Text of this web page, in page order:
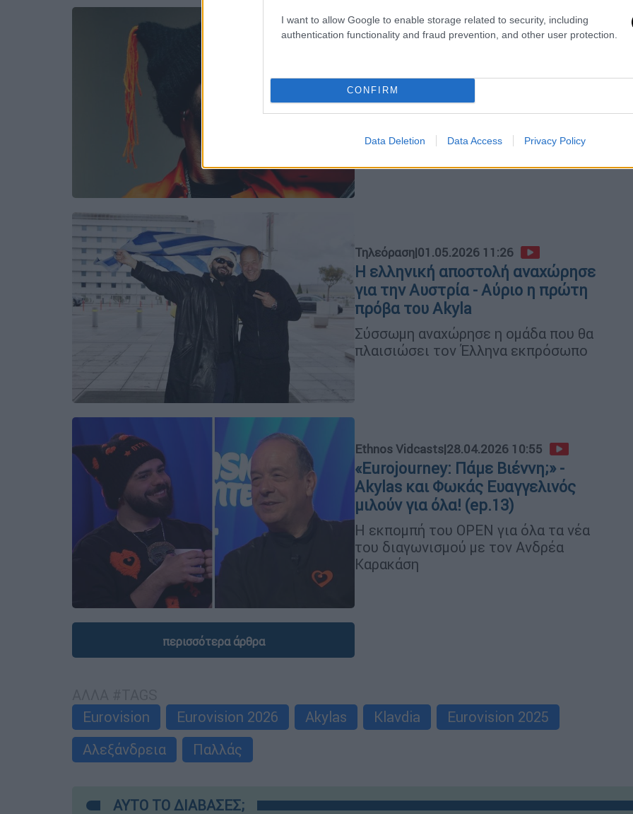
I want to allow Google to enable storage related to security, including
authentication functionality and fraud prevention, and other user protection.
CONFIRM
Data Deletion Data Access Privacy Policy
Τηλεόραση|02.05.2026 09:40
τεχνική πρόβα της χώρας μας για
τη Eurovision 2026 - Τα πρώτα
στοιχεία
Το ταξίδι της ελληνικής αποστολής
Τηλεόραση|01.05.2026 11:26
Η ελληνική αποστολή αναχώρησε
για την Αυστρία - Αύριο η πρώτη
πρόβα του Akyla
Σύσσωμη αναχώρησε η ομάδα που θα
πλαισιώσει τον Έλληνα εκπρόσωπο
Ethnos Vidcasts|28.04.2026 10:55
«Eurojourney: Πάμε Βιέννη;» -
Akylas και Φωκάς Ευαγγελινός
μιλούν για όλα! (ep.13)
Η εκπομπή του OPEN για όλα τα νέα
του διαγωνισμού με τον Ανδρέα
Καρακάση
περισσότερα άρθρα
Eurovision
Eurovision 2026 Akylas Klavdia
Eurovision 2025
Αλεξάνδρεια
Παλλάς
ΑΥΤΟ ΤΟ ΔΙΑΒΑΣΕΣ;